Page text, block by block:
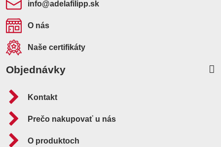
info​@adelafilipp​.sk
O nás
Naše certifikáty
Objednávky
Kontakt
Prečo nakupovať u nás
O produktoch